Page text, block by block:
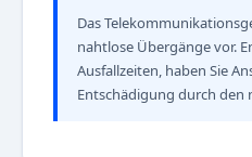
Das
nahtlose Übergänge vor.
Ausfallzeiten, haben Sie
Entschädigung durch den